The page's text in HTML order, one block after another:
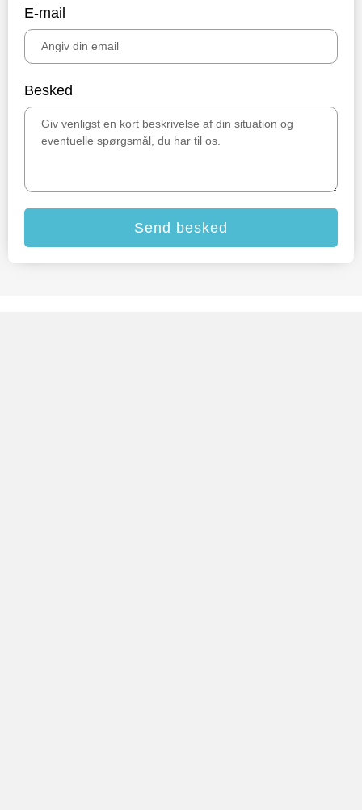
E-mail
Besked
Send besked